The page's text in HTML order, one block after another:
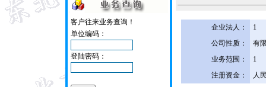
客户往来业务查询！
单位编码：
登陆密码：
企业法人：
1
公司性质：
有
业务范围：
1
注册资金：
人